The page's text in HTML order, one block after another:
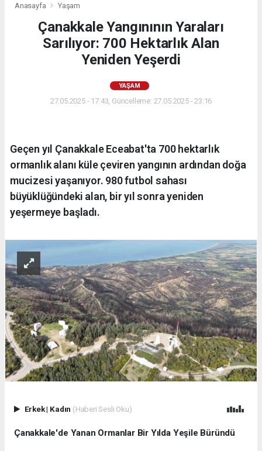
Anasayfa Yaşam
Çanakkale Yangınının Yaraları
Sarılıyor: 700 Hektarlık Alan
Yeniden Yeşerdi
YAŞAM
27.05.2025 - 17:43, Güncelleme: 27.05.2025 - 23:16
Geçen yıl Çanakkale Eceabat'ta 700 hektarlık
ormanlık alanı küle çeviren yangının ardından doğa
mucizesi yaşanıyor. 980 futbol sahası
büyüklüğündeki alan, bir yıl sonra yeniden
yeşermeye başladı.
Erkek| Kadın (Haberi Sesli Oku)
Çanakkale'de Yanan Ormanlar Bir Yılda Yeşile Büründü